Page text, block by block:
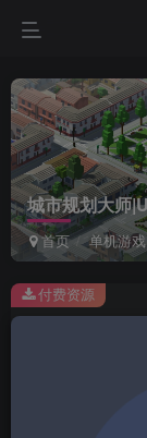
城市规划大师
首页 单机游戏
此内容为付费资源
付费资源